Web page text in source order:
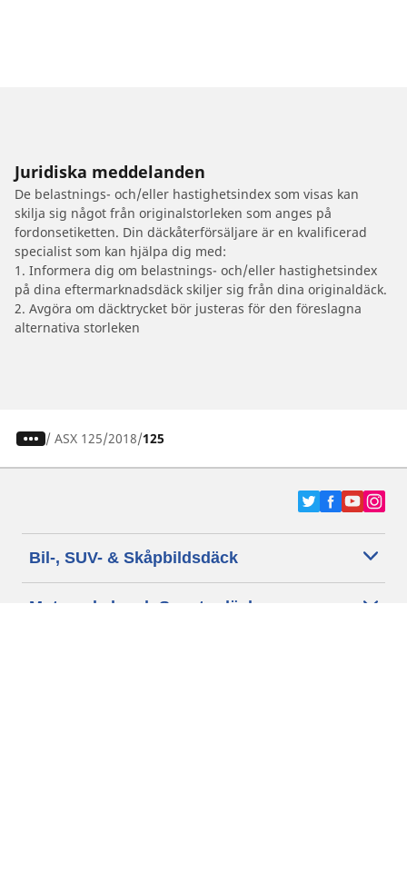
Juridiska meddelanden
De belastnings- och/eller hastighetsindex som visas kan
skilja sig något från originalstorleken som anges på
fordonsetiketten. Din däckåterförsäljare är en kvalificerad
specialist som kan hjälpa dig med:
1. Informera dig om belastnings- och/eller hastighetsindex
på dina eftermarknadsdäck skiljer sig från dina originaldäck.
2. Avgöra om däcktrycket bör justeras för den föreslagna
alternativa storleken
/ ASX 125 2018 125
Bil-, SUV- & Skåpbildsdäck
Motorcykel- och Scooterdäck